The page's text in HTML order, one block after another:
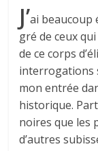
J’ai beaucoup
gré de ceux
de ce corps
interrogations
mon entrée
historique.
noires que les
d’autres